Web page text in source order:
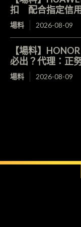
扣 配合指定信
場料 2026-08-09
【場料】
必出？代理：正
場料 2026-08-09